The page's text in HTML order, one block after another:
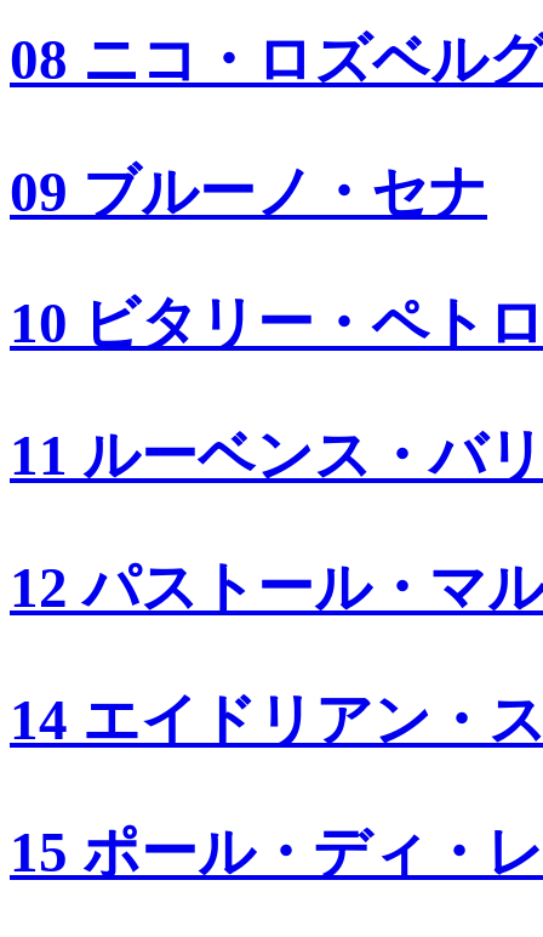
08 ニコ・ロズベル
09 ブルーノ・セナ
10 ビタリー・ペト
11 ルーベンス・バ
12 パストール・マ
14 エイドリアン・
15 ポール・ディ・